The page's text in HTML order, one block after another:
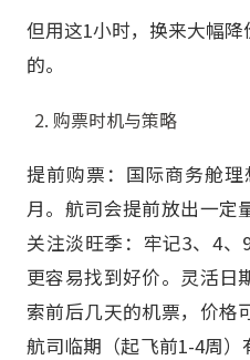
但用这1小时，换来大幅
的。
购票时机与策略
提前购票：国际商务舱
月。航司会提前放出一定
关注淡旺季：牢记3、4、
更容易找到好价。灵活日
索前后几天的机票，价格
航司临期（起飞前1-4周